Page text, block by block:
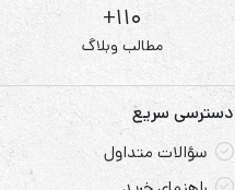
110+
مطالب وبلاگ
دسترسی سریع
سؤالات متداول